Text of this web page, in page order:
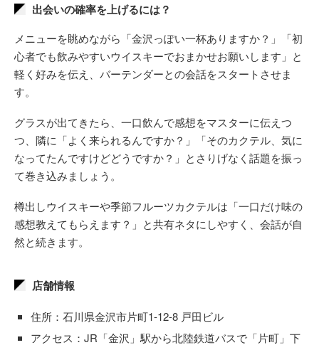
出会いの確率を上げるには？
メニューを眺めながら「金沢っぽい一杯ありますか？」「初
心者でも飲みやすいウイスキーでおまかせお願いします」と
軽く好みを伝え、バーテンダーとの会話をスタートさせま
す。
グラスが出てきたら、一口飲んで感想をマスターに伝えつ
つ、隣に「よく来られるんですか？」「そのカクテル、気に
なってたんですけどどうですか？」とさりげなく話題を振っ
て巻き込みましょう。
樽出しウイスキーや季節フルーツカクテルは「一口だけ味の
感想教えてもらえます？」と共有ネタにしやすく、会話が自
然と続きます。
店舗情報
住所：石川県金沢市片町1-12-8 戸田ビル
アクセス：JR「金沢」駅から北陸鉄道バスで「片町」下